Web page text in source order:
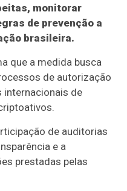
monitorar
de prevenção a
brasileira.
que a medida busca
de autorização
internacionais de
de auditorias
e a
prestadas pelas